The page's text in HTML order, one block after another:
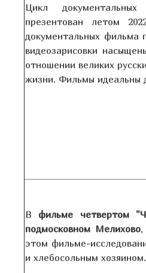
Цикл
презентован летом
документальных фильма
видеозарисовки
отношении великих р
жизни. Фильмы идеальны
В фильме четвертом
подмосковном Мелихово,
этом фильме-
и хлебосольным хозяином.